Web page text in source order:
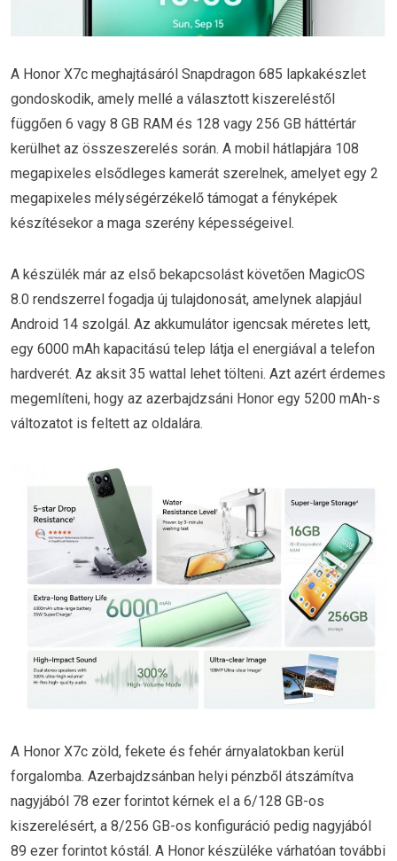
A Honor X7c meghajtásáról Snapdragon 685 lapkakészlet
gondoskodik, amely mellé a választott kiszereléstől
függően 6 vagy 8 GB RAM és 128 vagy 256 GB háttértár
kerülhet az összeszerelés során. A mobil hátlapjára 108
megapixeles elsődleges kamerát szerelnek, amelyet egy 2
megapixeles mélységérzékelő támogat a fényképek
készítésekor a maga szerény képességeivel.
A készülék már az első bekapcsolást követően MagicOS
8.0 rendszerrel fogadja új tulajdonosát, amelynek alapjául
Android 14 szolgál. Az akkumulátor igencsak méretes lett,
egy 6000 mAh kapacitású telep látja el energiával a telefon
hardverét. Az aksit 35 wattal lehet tölteni. Azt azért érdemes
megemlíteni, hogy az azerbajdzsáni Honor egy 5200 mAh-s
változatot is feltett az oldalára.
A Honor X7c zöld, fekete és fehér árnyalatokban kerül
forgalomba. Azerbajdzsánban helyi pénzből átszámítva
nagyjából 78 ezer forintot kérnek el a 6/128 GB-os
kiszerelésért, a 8/256 GB-os konfiguráció pedig nagyjából
89 ezer forintot kóstál. A Honor készüléke várhatóan további